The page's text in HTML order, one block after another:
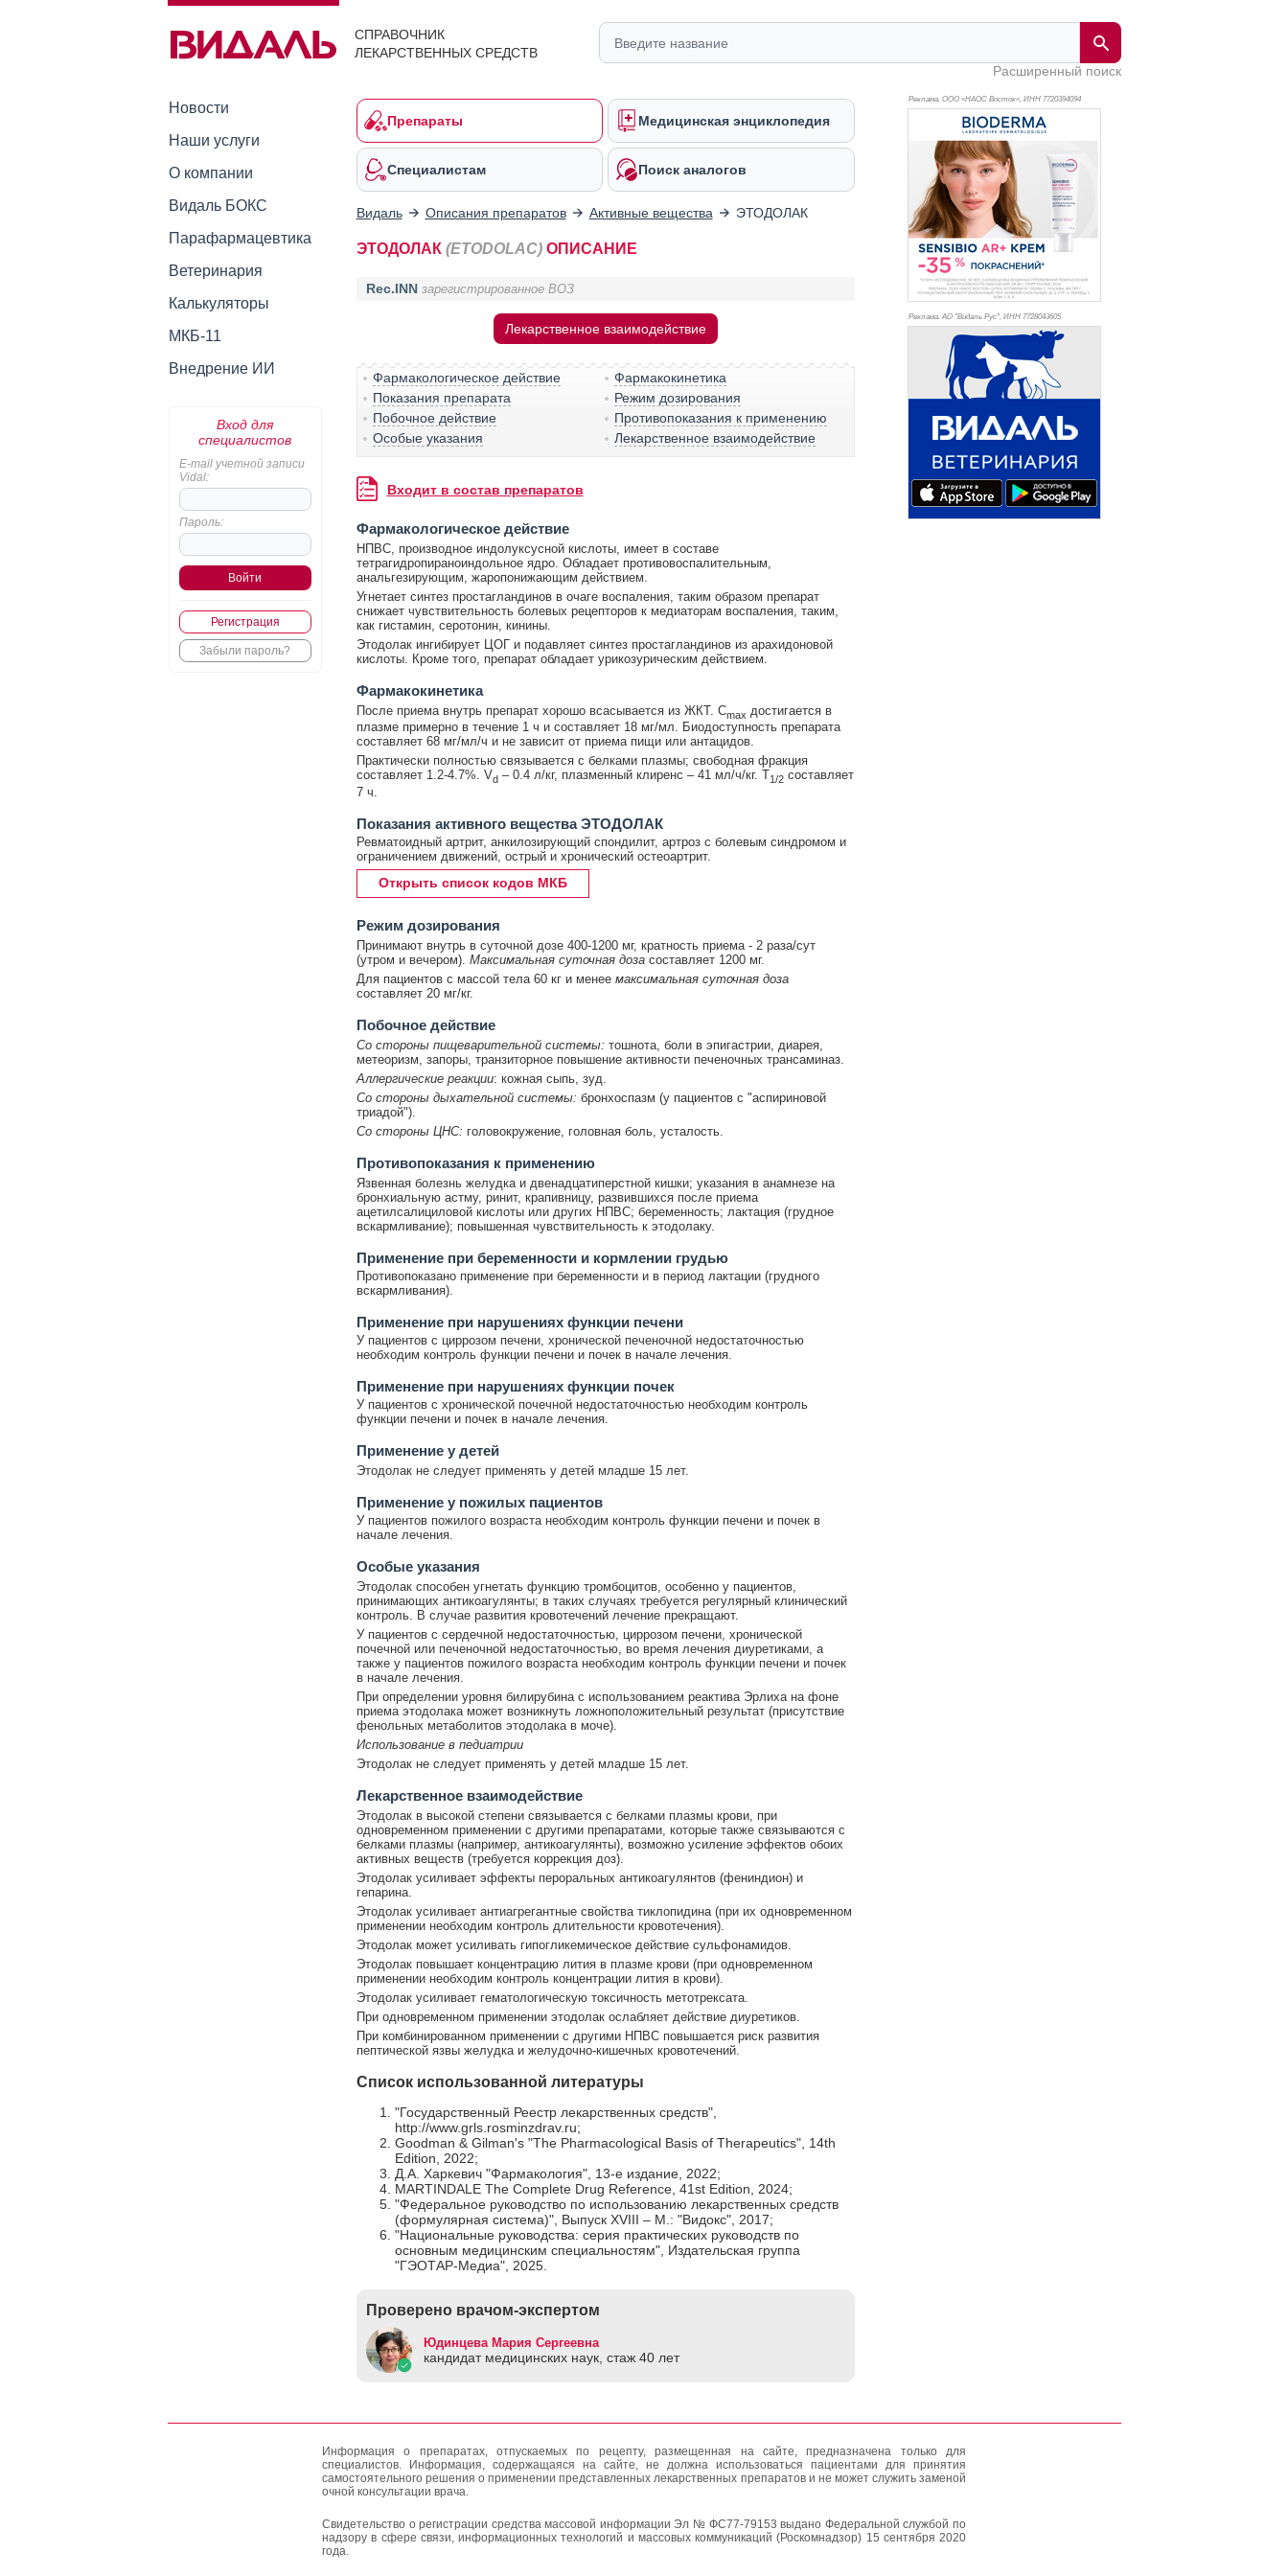
СПРАВОЧНИК
ЛЕКАРСТВЕННЫХ СРЕДСТВ
Расширенный поиск
Новости
Наши услуги
О компании
Видаль БОКС
Парафармацевтика
Ветеринария
Калькуляторы
МКБ-11
Внедрение ИИ
Вход для
специалистов
E-mail учетной записи
Vidal:
Пароль:
Регистрация
Забыли пароль?
Препараты Медицинская энциклопедия
Специалистам Поиск аналогов
Видаль Описания препаратов Активные вещества ЭТОДОЛАК
ЭТОДОЛАК (ETODOLAC)ОПИСАНИЕ
Rec.INN зарегистрированное ВОЗ
Лекарственное взаимодействие
Фармакологическое действие
Фармакокинетика
Показания препарата
Режим дозирования
Побочное действие
Противопоказания к применению
Особые указания
Лекарственное взаимодействие
Входит в состав препаратов
Фармакологическое действие
НПВС, производное индолуксусной кислоты, имеет в составе
тетрагидропираноиндольное ядро. Обладает противовоспалительным,
анальгезирующим, жаропонижающим действием.
Угнетает синтез простагландинов в очаге воспаления, таким образом препарат
снижает чувствительность болевых рецепторов к медиаторам воспаления, таким,
как гистамин, серотонин, кинины.
Этодолак ингибирует ЦОГ и подавляет синтез простагландинов из арахидоновой
кислоты. Кроме того, препарат обладает урикозурическим действием.
Фармакокинетика
После приема внутрь препарат хорошо всасывается из ЖКТ. Cmax достигается в
плазме примерно в течение 1 ч и составляет 18 мг/мл. Биодоступность препарата
составляет 68 мг/мл/ч и не зависит от приема пищи или антацидов.
Практически полностью связывается с белками плазмы; свободная фракция
составляет 1.2-4.7%. Vd– 0.4 л/кг, плазменный клиренс – 41 мл/ч/кг. T1/2составляет
7 ч.
Показания активного вещества ЭТОДОЛАК
Ревматоидный артрит, анкилозирующий спондилит, артроз с болевым синдромом и
ограничением движений, острый и хронический остеоартрит.
Открыть список кодов МКБ
Режим дозирования
Принимают внутрь в суточной дозе 400-1200 мг, кратность приема - 2 раза/сут
(утром и вечером). Максимальная суточная дозасоставляет 1200 мг.
Для пациентов с массой тела 60 кг и менее максимальная суточная доза
составляет 20 мг/кг.
Побочное действие
Со стороны пищеварительной системы: тошнота, боли в эпигастрии, диарея,
метеоризм, запоры, транзиторное повышение активности печеночных трансаминаз.
Аллергические реакции: кожная сыпь, зуд.
Со стороны дыхательной системы: бронхоспазм (у пациентов с "аспириновой
триадой").
Со стороны ЦНС: головокружение, головная боль, усталость.
Противопоказания к применению
Язвенная болезнь желудка и двенадцатиперстной кишки; указания в анамнезе на
бронхиальную астму, ринит, крапивницу, развившихся после приема
ацетилсалициловой кислоты или других НПВС; беременность; лактация (грудное
вскармливание); повышенная чувствительность к этодолаку.
Применение при беременности и кормлении грудью
Противопоказано применение при беременности и в период лактации (грудного
вскармливания).
Применение при нарушениях функции печени
У пациентов с циррозом печени, хронической печеночной недостаточностью
необходим контроль функции печени и почек в начале лечения.
Применение при нарушениях функции почек
У пациентов с хронической почечной недостаточностью необходим контроль
функции печени и почек в начале лечения.
Применение у детей
Этодолак не следует применять у детей младше 15 лет.
Применение у пожилых пациентов
У пациентов пожилого возраста необходим контроль функции печени и почек в
начале лечения.
Особые указания
Этодолак способен угнетать функцию тромбоцитов, особенно у пациентов,
принимающих антикоагулянты; в таких случаях требуется регулярный клинический
контроль. В случае развития кровотечений лечение прекращают.
У пациентов с сердечной недостаточностью, циррозом печени, хронической
почечной или печеночной недостаточностью, во время лечения диуретиками, а
также у пациентов пожилого возраста необходим контроль функции печени и почек
в начале лечения.
При определении уровня билирубина с использованием реактива Эрлиха на фоне
приема этодолака может возникнуть ложноположительный результат (присутствие
фенольных метаболитов этодолака в моче).
Использование в педиатрии
Этодолак не следует применять у детей младше 15 лет.
Лекарственное взаимодействие
Этодолак в высокой степени связывается с белками плазмы крови, при
одновременном применении с другими препаратами, которые также связываются с
белками плазмы (например, антикоагулянты), возможно усиление эффектов обоих
активных веществ (требуется коррекция доз).
Этодолак усиливает эффекты пероральных антикоагулянтов (фениндион) и
гепарина.
Этодолак усиливает антиагрегантные свойства тиклопидина (при их одновременном
применении необходим контроль длительности кровотечения).
Этодолак может усиливать гипогликемическое действие сульфонамидов.
Этодолак повышает концентрацию лития в плазме крови (при одновременном
применении необходим контроль концентрации лития в крови).
Этодолак усиливает гематологическую токсичность метотрексата.
При одновременном применении этодолак ослабляет действие диуретиков.
При комбинированном применении с другими НПВС повышается риск развития
пептической язвы желудка и желудочно-кишечных кровотечений.
Список использованной литературы
"Государственный Реестр лекарственных средств",
http://www.grls.rosminzdrav.ru;
Goodman & Gilman's "The Pharmacological Basis of Therapeutics", 14th
Edition, 2022;
Д.А. Харкевич "Фармакология", 13-е издание, 2022;
MARTINDALE The Complete Drug Reference, 41st Edition, 2024;
"Федеральное руководство по использованию лекарственных средств
(формулярная система)", Выпуск XVIII – М.: "Видокс", 2017;
"Национальные руководства: серия практических руководств по
основным медицинским специальностям", Издательская группа
"ГЭОТАР-Медиа", 2025.
Проверено врачом-экспертом
Юдинцева Мария Сергеевна
кандидат медицинских наук, стаж 40 лет
Реклама. ООО «НАОС Восток», ИНН 7720394094
Реклама. АО "Видаль Рус", ИНН 7728043605
Информация о препаратах, отпускаемых по рецепту, размещенная на сайте, предназначена только для
специалистов. Информация, содержащаяся на сайте, не должна использоваться пациентами для принятия
самостоятельного решения о применении представленных лекарственных препаратов и не может служить заменой
очной консультации врача.
Свидетельство о регистрации средства массовой информации Эл № ФС77-79153 выдано Федеральной службой по
надзору в сфере связи, информационных технологий и массовых коммуникаций (Роскомнадзор) 15 сентября 2020
года.